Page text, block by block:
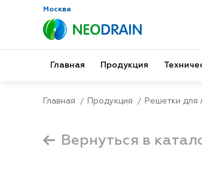
Москва
Главная Продукция
Главная Продукция Решетки для
Вернуться в